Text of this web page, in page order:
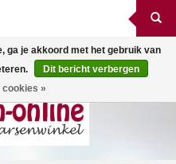
ga je akkoord met het gebruik van
Dit bericht verbergen
cookies »